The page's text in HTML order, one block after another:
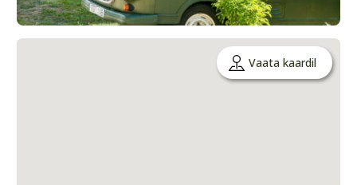
Vaata kaardil